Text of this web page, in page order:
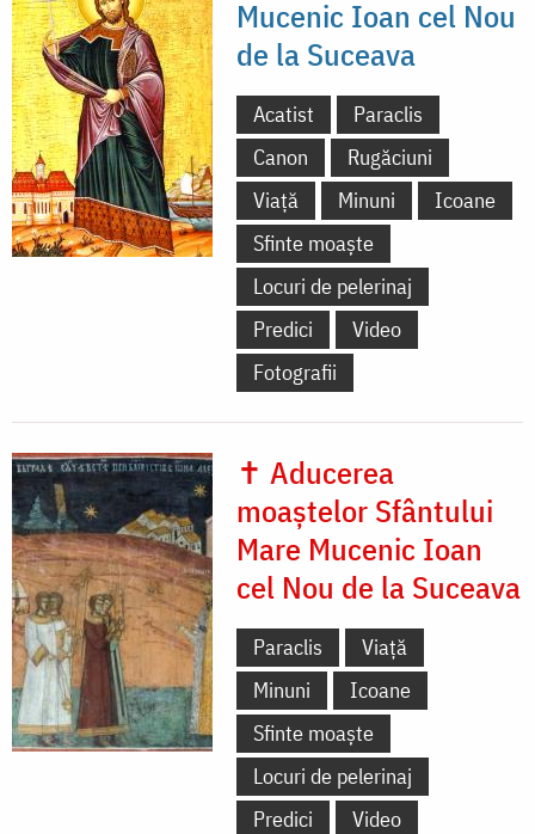
Mucenic Ioan cel Nou
de la Suceava
Acatist
Paraclis
Canon
Rugăciuni
Viață
Minuni
Icoane
Sfinte moaște
Locuri de pelerinaj
Predici
Video
Fotografii
✝ Aducerea
moaștelor Sfântului
Mare Mucenic Ioan
cel Nou de la Suceava
Paraclis
Viață
Minuni
Icoane
Sfinte moaște
Locuri de pelerinaj
Predici
Video